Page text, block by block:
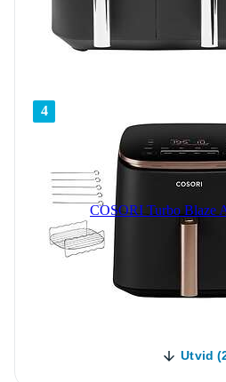
4
COSORI Turbo Blaze
Utvid